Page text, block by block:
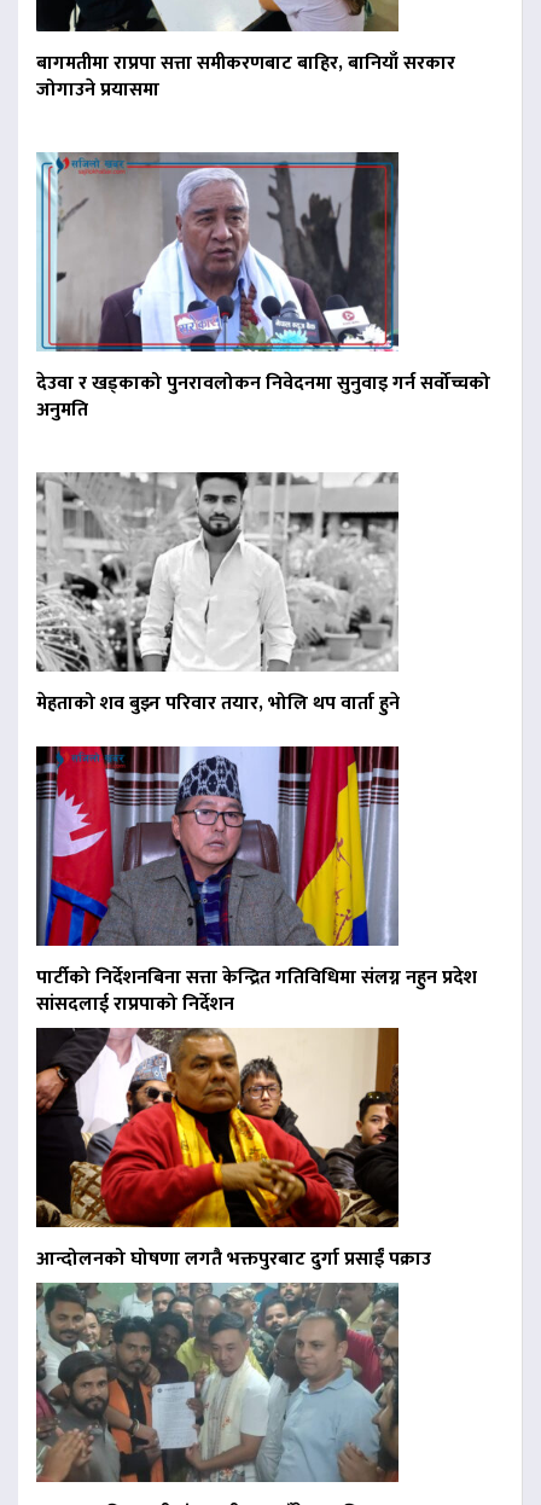
बागमतीमा राप्रपा सत्ता समीकरणबाट बाहिर, बानियाँ सरकार
जोगाउने प्रयासमा
देउवा र खड्काको पुनरावलोकन निवेदनमा सुनुवाइ गर्न सर्वोच्चको
अनुमति
मेहताको शव बुझ्न परिवार तयार, भोलि थप वार्ता हुने
पार्टीको निर्देशनबिना सत्ता केन्द्रित गतिविधिमा संलग्न नहुन प्रदेश
सांसदलाई राप्रपाको निर्देशन
आन्दोलनको घोषणा लगतै भक्तपुरबाट दुर्गा प्रसाईं पक्राउ